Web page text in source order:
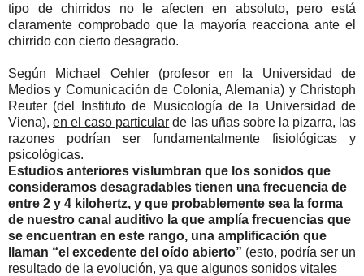
tipo de chirridos no le afecten en absoluto, pero está
claramente comprobado que la mayoría reacciona ante el
chirrido con cierto desagrado.
Según Michael Oehler (profesor en la Universidad de
Medios y Comunicación de Colonia, Alemania) y Christoph
Reuter (del Instituto de Musicología de la Universidad de
Viena),en el caso particular de las uñas sobre la pizarra, las
razones podrían ser fundamentalmente fisiológicas y
psicológicas.
Estudios anteriores vislumbran que los sonidos que
consideramos desagradables tienen una frecuencia de
entre 2 y 4 kilohertz, y que probablemente sea la forma
de nuestro canal auditivo la que amplía frecuencias que
se encuentran en este rango, una amplificación que
llaman “el excedente del oído abierto” (esto, podría ser un
resultado de la evolución, ya que algunos sonidos vitales